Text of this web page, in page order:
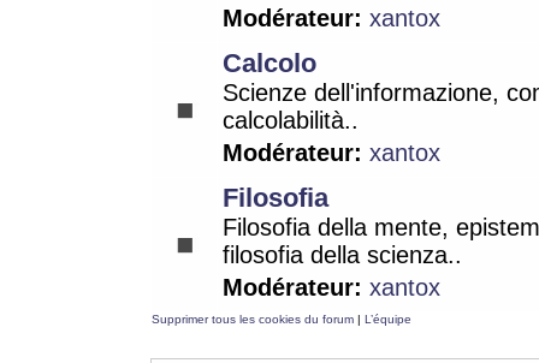
Modérateur: xantox
Calcolo
Scienze dell'informazione,
calcolabilità..
Modérateur: xantox
Filosofia
Filosofia della mente,
filosofia della scienza..
Modérateur: xantox
Supprimer tous les cookies du forum | L’équipe